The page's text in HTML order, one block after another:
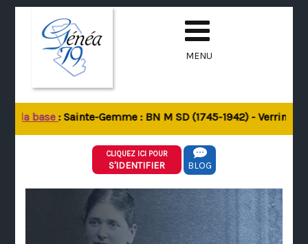
MENU
la base: Sainte-Gemme : BN M SD (1745-1942) - Verrines-
CLIQUEZ ICI POUR
S'IDENTIFIER BLOG